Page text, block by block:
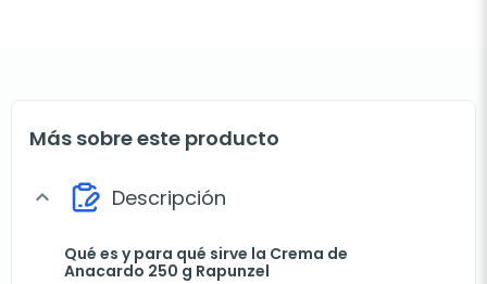
Más sobre este producto
expand_more Descripción
Qué es y para qué sirve la Crema de
Anacardo 250 g Rapunzel